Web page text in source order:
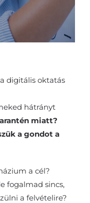
digitális oktatás
hátrányt
miatt?
a gondot a
a cél?
fogalmad sincs,
a felvételire?